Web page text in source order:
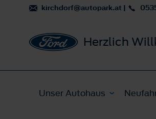
kirchdorf@autopark.at |
Herzlich
Unser Autohaus